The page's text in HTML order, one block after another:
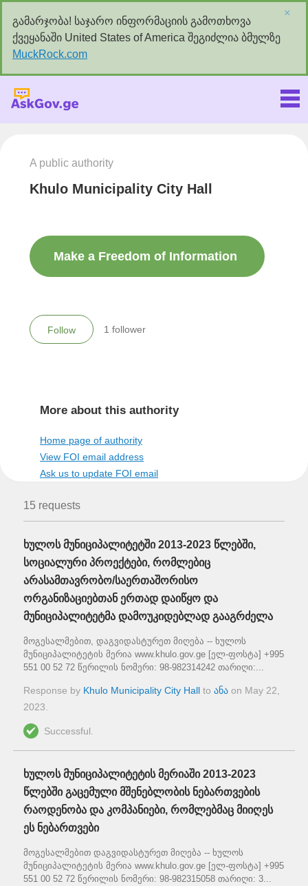
გამარჯობა! საჯარო ინფორმაციის გამოთხოვა
ქვეყანაში United States of America შეგიძლია ბმულზე
MuckRock.com
×
A public authority
Khulo Municipality City Hall
Make a Freedom of Information
Follow 1 follower
More about this authority
Home page of authority
View FOI email address
Ask us to update FOI email
15 requests
ხულოს მუნიციპალიტეტში 2013-2023 წლებში,
სოციალური პროექტები, რომლებიც
არასამთავრობო/საერთაშორისო
ორგანიზაციებთან ერთად დაიწყო და
მუნიციპალიტეტმა დამოუკიდებლად გააგრძელა
მოგესალმებით, დაგვიდასტურეთ მიღება -- ხულოს
მუნიციპალიტეტის მერია www.khulo.gov.ge [ელ-ფოსტა] +995
551 00 52 72 წერილის ნომერი: 98-982314242 თარიღი:...
Response by Khulo Municipality City Hall to ანა on May 22,
2023
Successful.
ხულოს მუნიციპალიტეტის მერიაში 2013-2023
წლებში გაცემული მშენებლობის ნებართვების
რაოდენობა და კომპანიები, რომლებმაც მიიღეს
ეს ნებართვები
მოგესალმებით დაგვიდასტურეთ მიღება -- ხულოს
მუნიციპალიტეტის მერია www.khulo.gov.ge [ელ-ფოსტა] +995
551 00 52 72 წერილის ნომერი: 98-982315058 თარიღი: 3...